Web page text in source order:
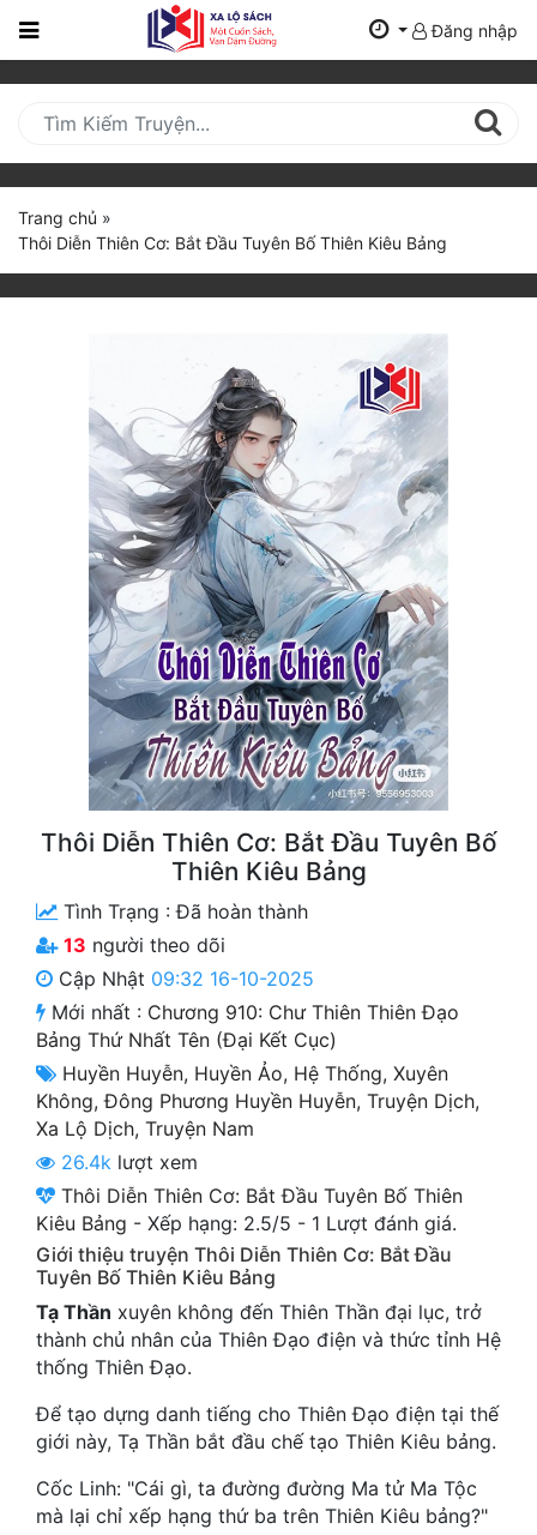
Trang
Mới
Cập
Nhật
(current)
Truyện Mới Ra
Truyện Convert
Truyện Nhập Môn
Truyện ngắn
Cung Đấu
Cổ Tiên Hiệp
Cổ Đại
Du Hí
Dã Sử
Dị Giới
Dị Năng
Gia Đấu
Góc Nhìn Nam
Góc Nhìn Nữ
Huyền Huyễn
Huyền Nghi
Đăng nhập
Trang chủ »
Thôi Diễn Thiên Cơ: Bắt Đầu Tuyên Bố Thiên Kiêu Bảng
Thôi Diễn Thiên Cơ: Bắt Đầu Tuyên Bố
Thiên Kiêu Bảng
Tình Trạng :Đã hoàn thành
13 người theo dõi
Cập Nhật 09:32 16-10-2025
Mới nhất : Chương 910: Chư Thiên Thiên Đạo
Bảng Thứ Nhất Tên (đại Kết Cục)
Huyền Huyễn, Huyền Ảo, Hệ Thống, Xuyên
Không,Đông Phương Huyền Huyễn, Truyện Dịch,
Xa Lộ Dịch, Truyện Nam
26.4k lượt xem
Thôi Diễn Thiên Cơ: Bắt Đầu Tuyên Bố Thiên
Kiêu Bảng - Xếp hạng: 2.5/5 - 1 Lượt đánh giá.
Giới thiệu truyện Thôi Diễn Thiên Cơ: Bắt Đầu
Tuyên Bố Thiên Kiêu Bảng
Tạ Thần xuyên không đến Thiên Thần đại lục, trở
thành chủ nhân của Thiên Đạo điện và thức tỉnh Hệ
thống Thiên Đạo.
Để tạo dựng danh tiếng cho Thiên Đạo điện tại thế
giới này, Tạ Thần bắt đầu chế tạo Thiên Kiêu bảng.
Cốc Linh: "Cái gì, ta đường đường Ma tử Ma Tộc
mà lại chỉ xếp hạng thứ ba trên Thiên Kiêu bảng?"